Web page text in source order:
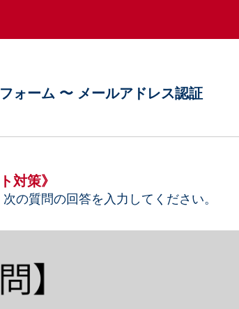
ォーム 〜 メールアドレス認証
対策》
の質問の回答を入力してください。